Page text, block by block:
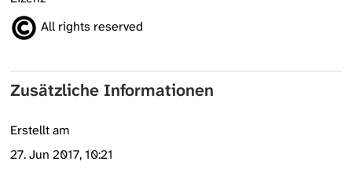
All rights reserved
Zusätzliche Informationen
Erstellt am
27. Jun 2017, 10:21